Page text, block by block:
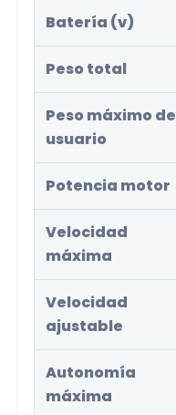
Batería (v)
Peso total
Peso máximo de
usuario
Potencia motor
Velocidad
máxima
Velocidad
ajustable
Autonomía
máxima